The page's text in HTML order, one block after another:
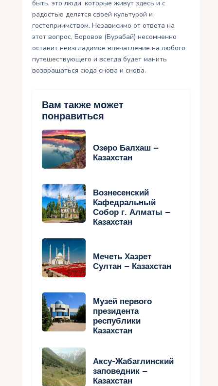
быть, это люди, которые живут здесь и с
радостью делятся своей культурой и
гостеприимством. Независимо от ответа на
этот вопрос, Боровое (Бурабай) несомненно
оставит неизгладимое впечатление на любого
путешествующего и всегда будет манить
возвращаться сюда снова и снова.
Вам также может
понравиться
Озеро Балхаш –
Казахстан
Вознесенский
Кафедральный
Собор г. Алматы –
Казахстан
Мечеть Хазрет
Султан – Казахстан
Музей первого
президента
республики
Казахстан
Аксу-Жабаглинский
заповедник –
Казахстан